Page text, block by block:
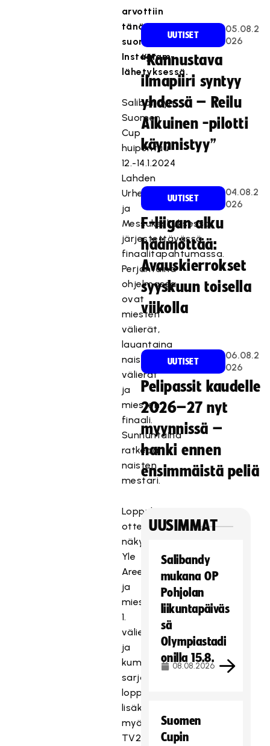
arvottiin
tänään
suorassa
Instagram-
lähetyksessä.
Salibandyn
Suomen
Cup
huipentuu
12.-14.1.2024
Lahden
Urheilu-
ja
Messukeskuksessa
järjestettävässä
finaalitapahtumassa.
Perjantaina
ohjelmassa
ovat
miesten
välierät,
lauantaina
naisten
välierät
ja
miesten
finaali.
Sunnuntaina
ratkeaa
naisten
mestari.
Loppuhuipentuman
ottelut
näkyvät
Yle
Areenassa
ja
miesten
1.
välierä
ja
kummankin
sarjan
loppuottelut
lisäksi
myös
TV2:ssa.
UUTISET
05.08.2
026
“Kannustava
ilmapiiri syntyy
yhdessä – Reilu
Aikuinen -pilotti
käynnistyy”
UUTISET
04.08.2
026
F-liigan alku
häämöttää:
Avauskierrokset
syyskuun toisella
viikolla
UUTISET
06.08.2
026
Pelipassit kaudelle
2026–27 nyt
myynnissä –
hanki ennen
ensimmäistä peliä
UUSIMMAT
Salibandy
mukana OP
Pohjolan
liikuntapäiväs
sä
Olympiastadi
onilla 15.8.
08.08.2026
Suomen
Cupin